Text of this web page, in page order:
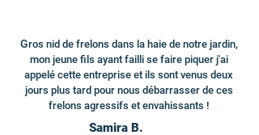
Gros nid de frelons dans la haie de notre jardin,
mon jeune fils ayant failli se faire piquer j'ai
appelé cette entreprise et ils sont venus deux
jours plus tard pour nous débarrasser de ces
frelons agressifs et envahissants !
Samira B.